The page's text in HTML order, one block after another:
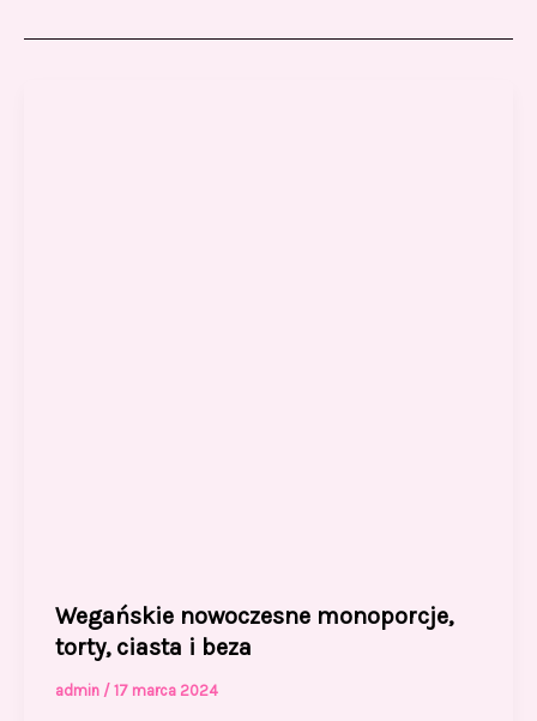
Wegańskie nowoczesne monoporcje,
torty, ciasta i beza
admin / 17 marca 2024